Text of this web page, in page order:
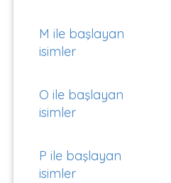
M ile başlayan
isimler
O ile başlayan
isimler
P ile başlayan
isimler